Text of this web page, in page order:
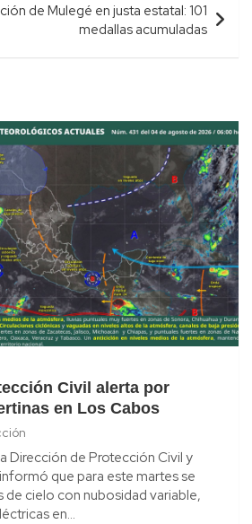
de Mulegé en justa estatal: 101
medallas acumuladas
Civil alerta por
en Los Cabos
Dirección de Protección Civil y
que para este martes se
de cielo con nubosidad variable,
en…